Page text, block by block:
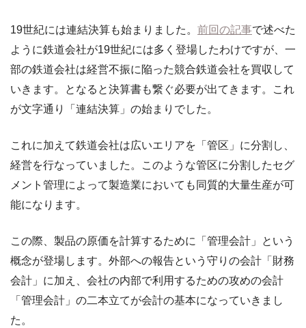
19世紀には連結決算も始まりました。 前回の記事で述べた
ように鉄道会社が19世紀には多く登場したわけですが、一
部の鉄道会社は経営不振に陥った競合鉄道会社を買収して
いきます。となると決算書も繋ぐ必要が出てきます。これ
が文字通り「連結決算」の始まりでした。
これに加えて鉄道会社は広いエリアを「管区」に分割し、
経営を行なっていました。このような管区に分割したセグ
メント管理によって製造業においても同質的大量生産が可
能になります。
この際、製品の原価を計算するために「管理会計」という
概念が登場します。外部への報告という守りの会計「財務
会計」に加え、会社の内部で利用するための攻めの会計
「管理会計」の二本立てが会計の基本になっていきまし
た。